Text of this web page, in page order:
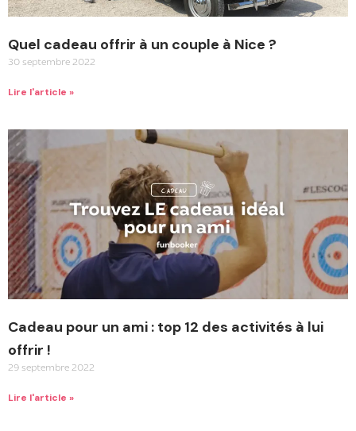
Quel cadeau offrir à un couple à Nice ?
30 septembre 2022
Lire l'article »
Cadeau pour un ami : top 12 des activités à lui
offrir !
29 septembre 2022
Lire l'article »